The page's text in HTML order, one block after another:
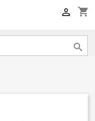
shopping_cart

